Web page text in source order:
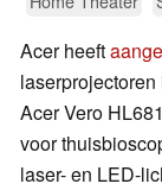
Acer heeft
Acer Vero
voor
laser- en LED-